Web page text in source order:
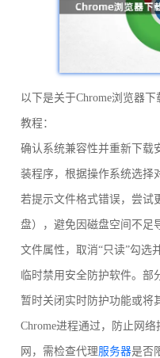
以下是关于Chrome浏览器
教程：
确认系统兼容性并重新下载
装程序，根据操作系统选择
若提示文件格式错误，尝试
盘），避免因磁盘空间不足
文件属性，取消“只读”勾选
临时禁用安全防护软件。部
暂时关闭实时防护功能或将
Chrome进程通过，防止网
网，需检查代理服务器是否